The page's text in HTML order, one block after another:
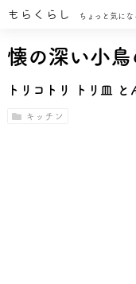
もらくらし ちょっと気に
懐の深い小鳥
トリコトリ トリ皿 と
キッチン